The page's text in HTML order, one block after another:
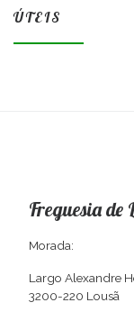
ÚTEIS
Freguesia
Morada:
Largo Alexandre
3200-220 Lousã